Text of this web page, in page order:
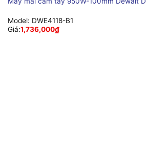
Model: DWE4118-B1
Giá:1,736,000₫